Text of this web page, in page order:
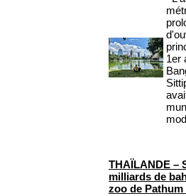
1er
THAÏLANDE –
milliards de
zoo de Pathum